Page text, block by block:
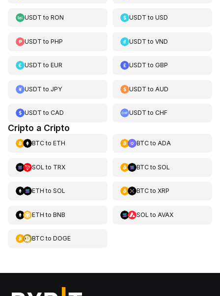
USDT to RON USDT toUSD
USDT to PHP USDT toVND
USDT to EUR USDT toGBP
USDT to JPY USDT to AUD
USDT to CAD USDT toCHF
Cripto a Cripto
BTCto ETH BTCto ADA
SOL to TRX BTCto SOL
ETH to SOL BTCto XRP
ETH to BNB SOL to AVAX
BTCto DOGE